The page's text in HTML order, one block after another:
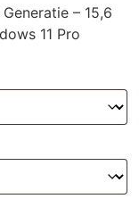
– 15,6
11 Pro